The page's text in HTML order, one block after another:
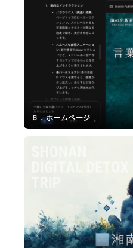
６．ホームページ
解・
イ
ィ
ッ